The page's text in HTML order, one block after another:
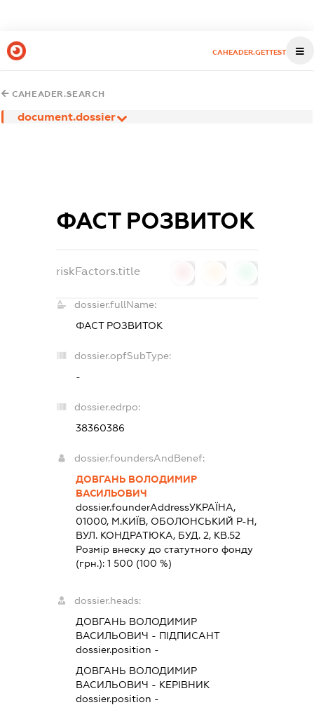
CAHEADER.GETTEST
CAHEADER.SEARCH
document.dossier
ФАСТ РОЗВИТОК
riskFactors.title
dossier.fullName:
ФАСТ РОЗВИТОК
dossier.opfSubType:
-
dossier.edrpo:
38360386
dossier.foundersAndBenef:
ДОВГАНЬ ВОЛОДИМИР
ВАСИЛЬОВИЧ
dossier.founderAddressУКРАЇНА,
01000, М.КИЇВ, ОБОЛОНСЬКИЙ Р-Н,
ВУЛ. КОНДРАТЮКА, БУД. 2, КВ.52
Розмір внеску до статутного фонду
(грн.): 1 500 (100 %)
dossier.heads:
ДОВГАНЬ ВОЛОДИМИР
ВАСИЛЬОВИЧ - ПІДПИСАНТ
dossier.position -
ДОВГАНЬ ВОЛОДИМИР
ВАСИЛЬОВИЧ - КЕРІВНИК
dossier.position -